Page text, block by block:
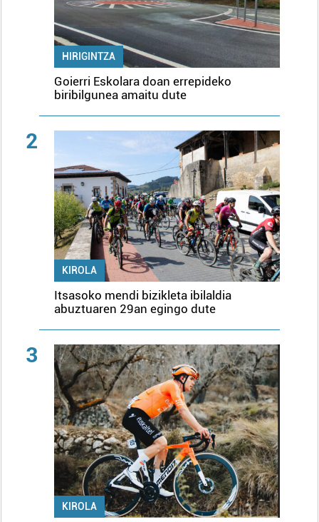
HIRIGINTZA
Goierri Eskolara doan errepideko
biribilgunea amaitu dute
2
KIROLA
Itsasoko mendi bizikleta ibilaldia
abuztuaren 29an egingo dute
3
KIROLA